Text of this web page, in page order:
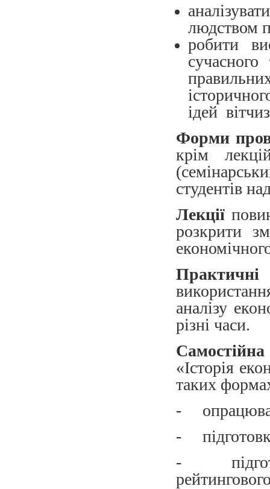
людством
робити
ідей
Форми
крім
студентів
Лекції
розкрити
аналізу
різні часи.
«Історія
таких
-
-
-